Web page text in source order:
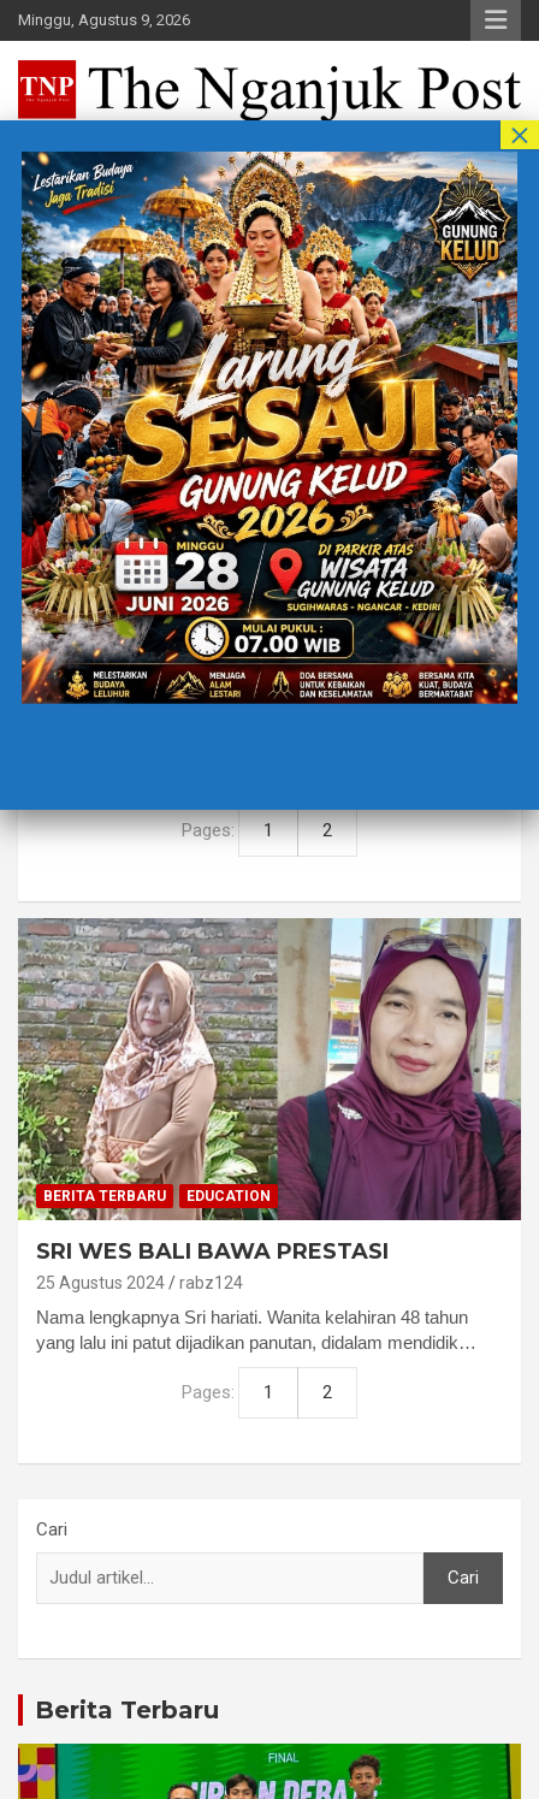
Skip
to
content
Minggu, Agustus 9, 2026
The Nganjuk Post
Home Keluarga
Tag:Keluarga
BERITA TERBARU EDUCATION KESEHATAN TRENDING
Remaja di Nganjuk diduga Bunuh Diri
Pages: 1 2
BERITA TERBARU EDUCATION
SRI WES BALI BAWA PRESTASI
25 Agustus 2024 rabz124
Nama lengkapnya Sri hariati. Wanita kelahiran 48 tahun
yang lalu ini patut dijadikan panutan, didalam mendidik…
Pages: 1 2
Cari
Cari
Berita Terbaru